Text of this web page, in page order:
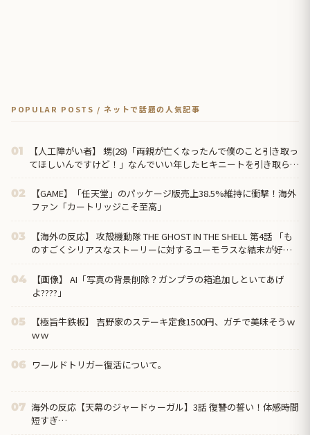
POPULAR POSTS / ネットで話題の人気記事
01
【人工障がい者】 甥(28)「両親が亡くなったんで僕のこと引き取っ
てほしいんですけど！」なんでいい年したヒキニートを引き取らな
02
【GAME】「任天堂」のパッケージ版売上38.5%維持に衝撃！海外
ファン「カートリッジこそ至高」
03
【海外の反応】 攻殻機動隊 THE GHOST IN THE SHELL 第4話 「も
のすごくシリアスなストーリーに対するユーモラスな結末が好
04
【画像】 AI「写真の背景削除？ガンプラの箱追加しといてあげ
よ????」
05
【極旨牛鉄板】 吉野家のステーキ定食1500円、ガチで美味そうｗ
ｗｗ
06 ワールドトリガー復活について。
07 海外の反応【天幕のジャードゥーガル】3話 復讐の誓い！体感時間
短すぎ…